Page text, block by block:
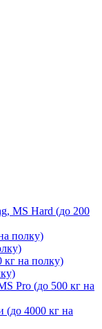
MS Hard (до 200
полку)
на полку)
Pro (до 500 кг на
(до 4000 кг на